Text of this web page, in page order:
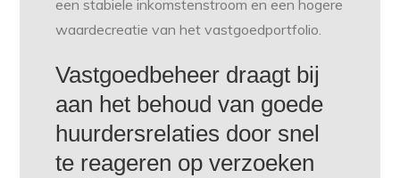
een stabiele inkomstenstroom en een hogere
waardecreatie van het vastgoedportfolio.
Vastgoedbeheer draagt bij
aan het behoud van goede
huurdersrelaties door snel
te reageren op verzoeken